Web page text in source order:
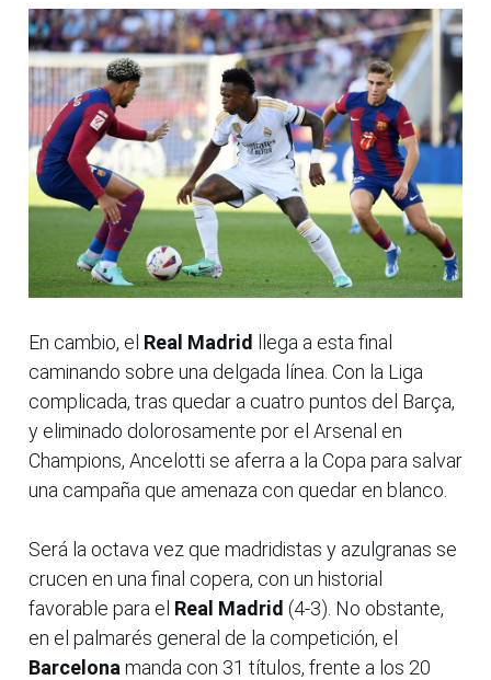
En cambio, el Real Madrid
llega a esta final
caminando sobre una delgada línea. Con la Liga
complicada, tras quedar a cuatro puntos del Barça,
y eliminado dolorosamente por el Arsenal en
Champions, Ancelotti se aferra a la Copa para salvar
una campaña que amenaza con quedar en blanco.
Será la octava vez que madridistas y azulgranas se
crucen en una final copera, con un historial
favorable para el Real Madrid (4-3). No obstante,
en el palmarés general de la competición, el
Barcelona manda con 31 títulos, frente a los 20